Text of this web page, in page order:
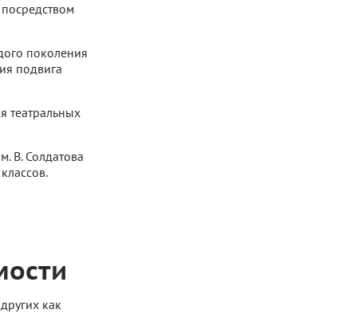
поколения
подвига
театральных
В. Солдатова
как